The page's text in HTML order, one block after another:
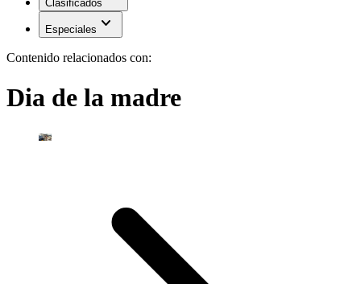
Clasificados
Especiales expand_more
Contenido relacionados con:
Dia de la madre